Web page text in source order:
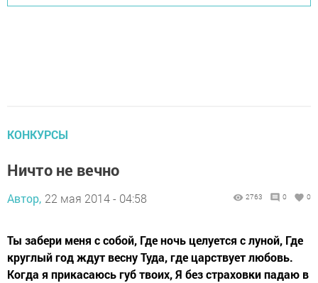
КОНКУРСЫ
Ничто не вечно
Автор, 22 мая 2014 - 04:58 2763 0 0
Ты забери меня с собой, Где ночь целуется с луной, Где
круглый год ждут весну Туда, где царствует любовь.
Когда я прикасаюсь губ твоих, Я без страховки падаю в